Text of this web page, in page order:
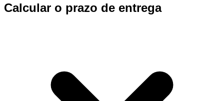
Calcular o prazo de entrega